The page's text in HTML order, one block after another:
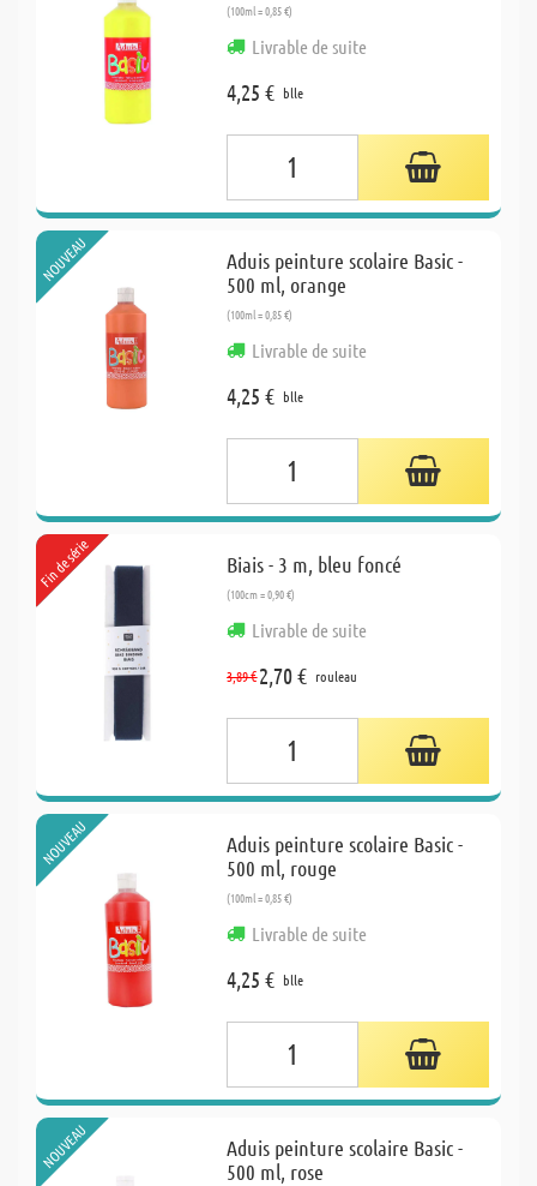
(100ml = 0,85 €)
Livrable de suite
4,25 € blle
Aduis peinture scolaire Basic -
500 ml, orange
(100ml = 0,85 €)
Livrable de suite
4,25 € blle
NOUVEAU
Biais - 3 m, bleu foncé
(100cm = 0,90 €)
Livrable de suite
3,89 €2,70 € rouleau
NOUVEAU
Fin de série
Aduis peinture scolaire Basic -
500 ml, rouge
(100ml = 0,85 €)
Livrable de suite
4,25 € blle
NOUVEAU
Aduis peinture scolaire Basic -
500 ml, rose
NOUVEAU